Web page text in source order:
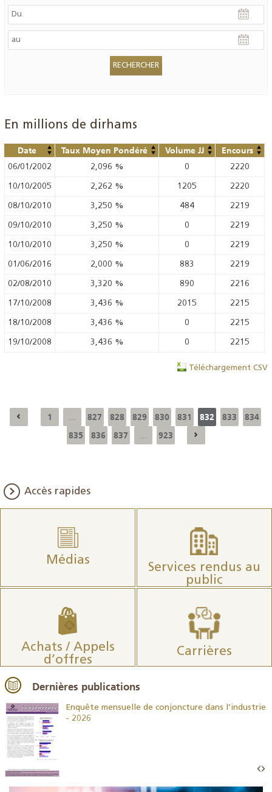
En millions de dirhams
Date Taux Moyen Pondéré Volume JJ Encours
06/01/2002 2,096 % 0 2220
10/10/2005 2,262 % 1205 2220
08/10/2010 3,250 % 484 2219
09/10/2010 3,250 % 0 2219
10/10/2010 3,250 % 0 2219
01/06/2016 2,000 % 883 2219
02/08/2010 3,320 % 890 2216
17/10/2008 3,436 % 2015 2215
18/10/2008 3,436 % 0 2215
19/10/2008 3,436 % 0 2215
Téléchargement CSV
1 827 828 829 830 831 832 833
834
835
836 837 923
Accès rapides
Médias
Services rendus au
public
Achats / Appels
d’offres
Carrières
Dernières publications
Enquête mensuelle de conjoncture dans l’industrie
- 2026